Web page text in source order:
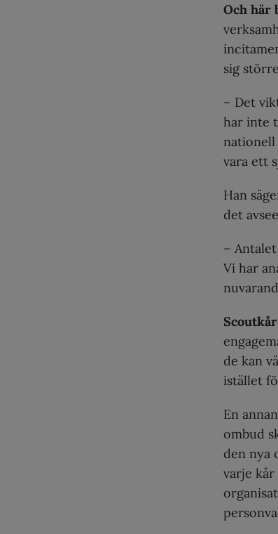
Och här
sig
– Det
har inte
nationell
vara ett
Han
det
–
Vi har
de kan
istället
En
ombud
den nya
varje